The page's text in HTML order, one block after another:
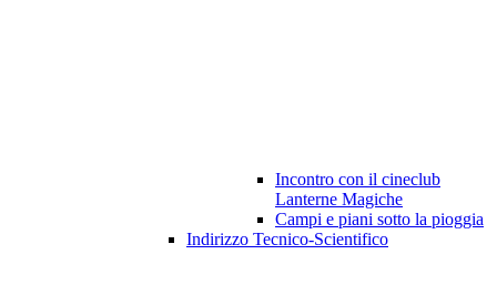
Incontro con il cineclub
Lanterne Magiche
Campi e piani sotto la pioggia
Indirizzo Tecnico-Scientifico